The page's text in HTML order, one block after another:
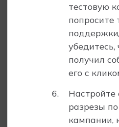
тестовую
попросите
убедитесь,
получил
его с
Настройте
разрезы
кампании,